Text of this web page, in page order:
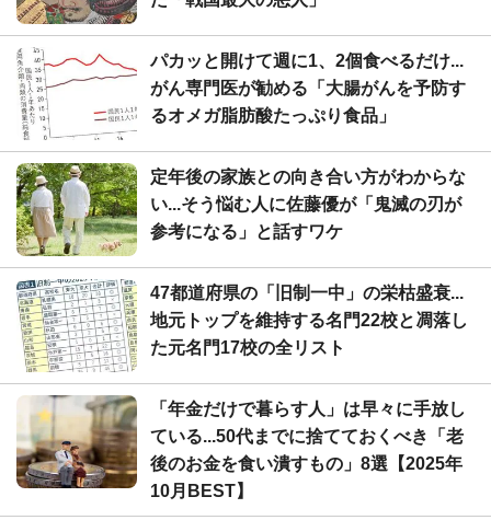
パカッと開けて週に1、2個食べるだけ...
がん専門医が勧める「大腸がんを予防す
るオメガ脂肪酸たっぷり食品」
定年後の家族との向き合い方がわからな
い...そう悩む人に佐藤優が「鬼滅の刃が
参考になる」と話すワケ
47都道府県の「旧制一中」の栄枯盛衰...
地元トップを維持する名門22校と凋落し
た元名門17校の全リスト
「年金だけで暮らす人」は早々に手放し
ている...50代までに捨てておくべき「老
後のお金を食い潰すもの」8選【2025年
10月BEST】